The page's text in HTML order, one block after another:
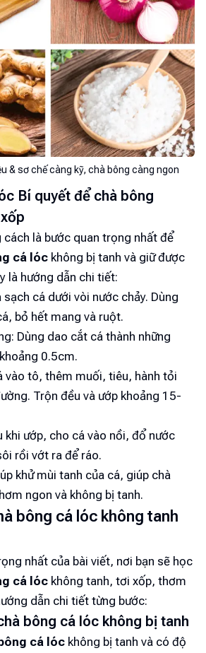
& sơ chế càng kỹ, chà bông càng ngon
Bí quyết để chà bông
cách là bước quan trọng nhất để
cá lóc không bị tanh và giữ được
là hướng dẫn chi tiết:
sạch cá dưới vòi nước chảy. Dùng
bỏ hết mang và ruột.
Dùng dao cắt cá thành những
0.5cm.
vào tô, thêm muối, tiêu, hành tỏi
Trộn đều và ướp khoảng 15-
khi ướp, cho cá vào nồi, đổ nước
rồi vớt ra để ráo.
khử mùi tanh của cá, giúp chà
ngon và không bị tanh.
bông cá lóc không tanh
nhất của bài viết, nơi bạn sẽ học
cá lóc không tanh, tơi xốp, thơm
dẫn chi tiết từng bước:
bông cá lóc không bị tanh
cá lóc không bị tanh và có độ